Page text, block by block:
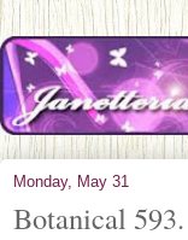
Monday, May 31
Botanical 593.